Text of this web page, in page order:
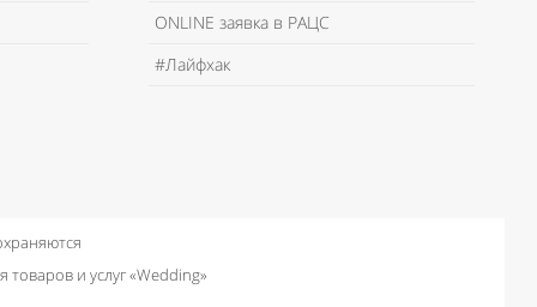
ONLINE заявка в РАЦС
#Лайфхак
товаров и услуг «Wedding»